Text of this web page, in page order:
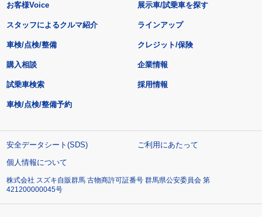
お客様Voice
スタッフによるクルマ紹介
展示車/試乗車を探す
ラインアップ
車検/点検/整備 クレジット/保険
購入相談
試乗車検索
車検/点検/整備予約
企業情報
採用情報
安全データシート(SDS)
ご利用にあたって
個人情報について
株式会社 スズキ自販群馬 古物商許可証番号 群馬県公安委員会 第
421200000045号